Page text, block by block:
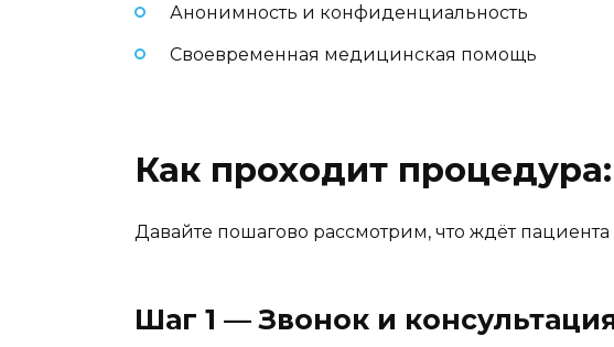
Анонимность и конфиденциальность
Своевременная медицинская помощь
Как проходит
Давайте пошагово рассмотрим, что ждёт
Шаг 1 — Звонок и